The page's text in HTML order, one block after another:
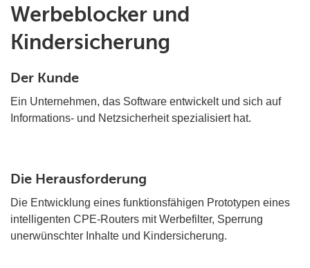
Werbeblocker und
Kindersicherung
Der Kunde
Ein Unternehmen, das Software entwickelt und sich auf
Informations- und Netzsicherheit spezialisiert hat.
Die Herausforderung
Die Entwicklung eines funktionsfähigen Prototypen eines
intelligenten CPE-Routers mit Werbefilter, Sperrung
unerwünschter Inhalte und Kindersicherung.